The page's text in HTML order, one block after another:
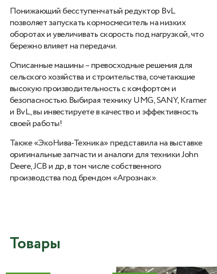
Понижающий бесступенчатый редуктор BvL
позволяет запускать кормосмеситель на низких
оборотах и увеличивать скорость под нагрузкой, что
бережно влияет на передачи.
Описанные машины – превосходные решения для
сельского хозяйства и строительства, сочетающие
высокую производительность с комфортом и
безопасностью. Выбирая технику UMG, SANY, Kramer
и BvL, вы инвестируете в качество и эффективность
своей работы!
Также «ЭкоНива-Техника» представила на выставке
оригинальные запчасти и аналоги для техники John
Deere, JCB и др, в том числе собственного
производства под брендом «Агрознак».
Товары